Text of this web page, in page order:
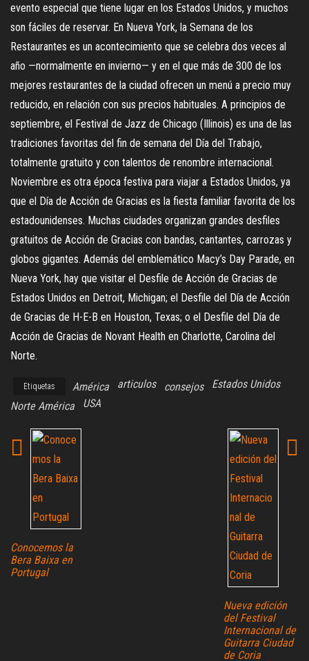
evento especial que tiene lugar en los Estados Unidos, y muchos
son fáciles de reservar. En Nueva York, la Semana de los
Restaurantes es un acontecimiento que se celebra dos veces al
año —normalmente en invierno— y en el que más de 300 de los
mejores restaurantes de la ciudad ofrecen un menú a precio muy
reducido, en relación con sus precios habituales. A principios de
septiembre, el Festival de Jazz de Chicago (Illinois) es una de las
tradiciones favoritas del fin de semana del Día del Trabajo,
totalmente gratuito y con talentos de renombre internacional.
Noviembre es otra época festiva para viajar a Estados Unidos, ya
que el Día de Acción de Gracias es la fiesta familiar favorita de los
estadounidenses. Muchas ciudades organizan grandes desfiles
gratuitos de Acción de Gracias con bandas, cantantes, carrozas y
globos gigantes. Además del emblemático Macy’s Day Parade, en
Nueva York, hay que visitar el Desfile de Acción de Gracias de
Estados Unidos en Detroit, Michigan; el Desfile del Día de Acción
de Gracias de H-E-B en Houston, Texas; o el Desfile del Día de
Acción de Gracias de Novant Health en Charlotte, Carolina del
Norte.
Etiquetas América articulos consejos
Estados Unidos
Norte América
USA
Conocemos la
Bera Baixa en
Portugal
Nueva edición
del Festival
Internacional de
Guitarra Ciudad
de Coria